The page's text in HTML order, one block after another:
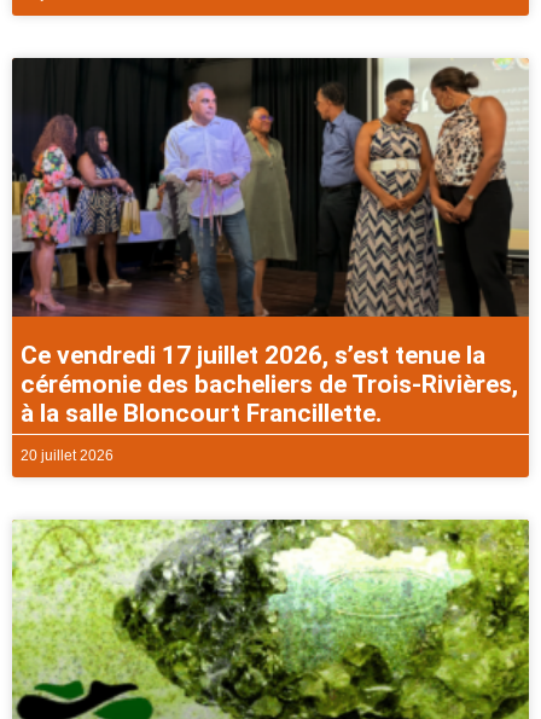
Ce vendredi 17 juillet 2026, s’est tenue la
cérémonie des bacheliers de Trois-Rivières,
à la salle Bloncourt Francillette.
20 juillet 2026